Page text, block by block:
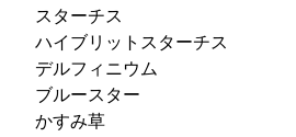
スターチス
ハイブリットスターチス
デルフィニウム
ブルースター
かすみ草